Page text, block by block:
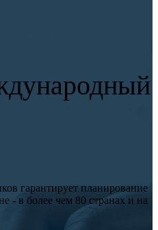
гарантирует планирование
- в более чем 80 странах и на